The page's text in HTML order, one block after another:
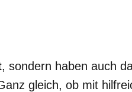
, sondern haben auch
gleich, ob mit